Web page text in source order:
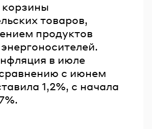
товаров,
продуктов
в июле
с июнем
1,2%, с начала